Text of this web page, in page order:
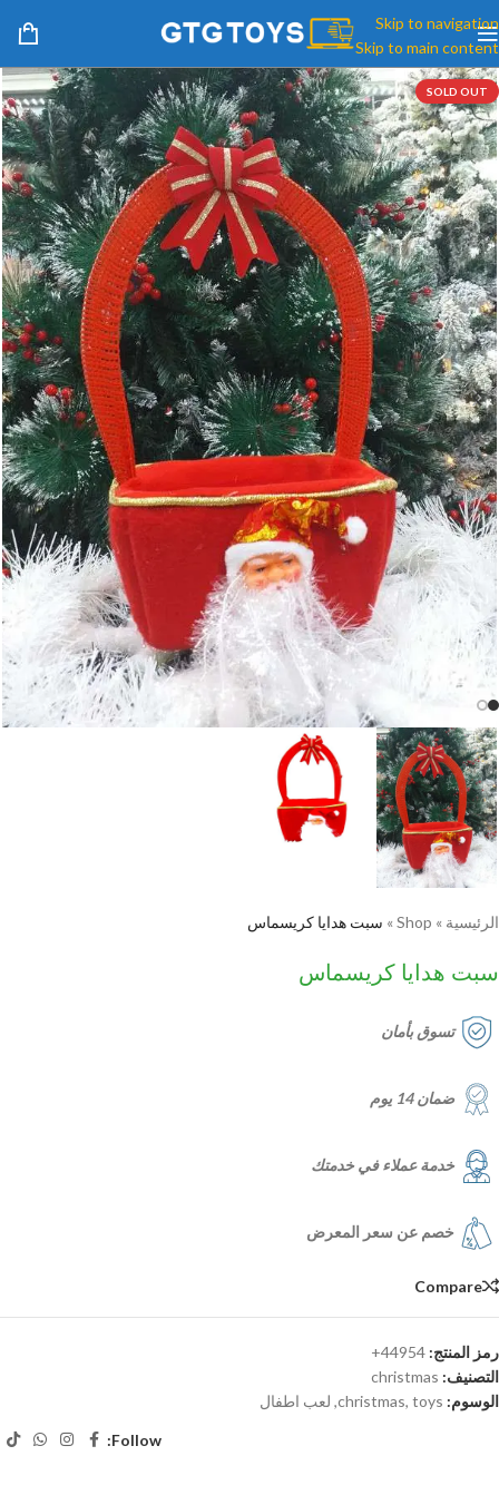
Skip to navigation
Skip to main content
SOLD OUT
الرئيسية »
Shop
» سبت هدايا كريسماس
سبت هدايا كريسماس
تسوق بأمان
ضمان 14 يوم
خدمة عملاء في خدمتك
خصم عن سعر المعرض
Compare
رمز المنتج: 44954+
التصنيف: christmas
الوسوم:
christmas, toys
, لعب اطفال
Follow: